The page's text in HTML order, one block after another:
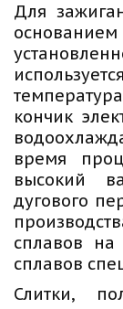
Для
кончик
время
высокий
дугового
сплавов
сплавов
Слитки,